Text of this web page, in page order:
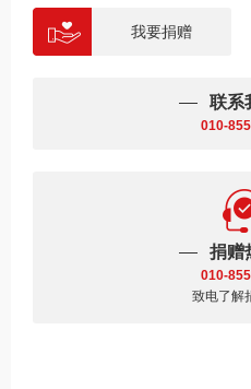
我要捐赠
联系
010-
捐赠
010-
致电了解